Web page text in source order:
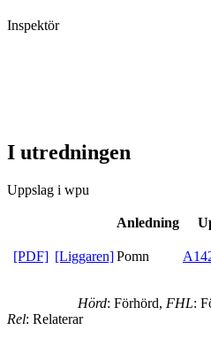
Inspektör
I utredningen
Uppslag i wpu
Anledning
[PDF] [Liggaren]Pomn
Hörd: Förhörd, FHL:
Rel: Relaterar